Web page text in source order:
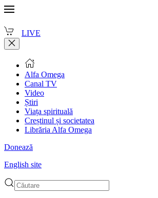
LIVE
Alfa Omega
Canal TV
Video
Știri
Viața spirituală
Creștinul și societatea
Librăria Alfa Omega
Donează
English site